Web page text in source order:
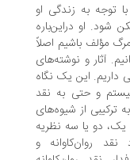
به زندگی او
در‌این‌باره
باشیم اصلاً
و نوشته‌های
این یک نگاه
به نقد
از شیوه‌های
یا سه نظریه
و